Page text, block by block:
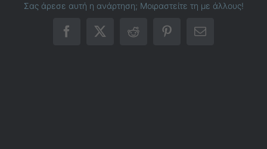
Σας άρεσε αυτή η ανάρτηση; Μοιραστείτε τη με άλλους!
Facebook
X RedditPinterestEmail